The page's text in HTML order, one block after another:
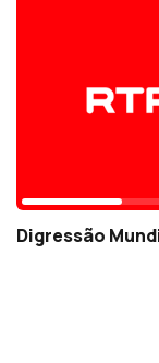
Digressão